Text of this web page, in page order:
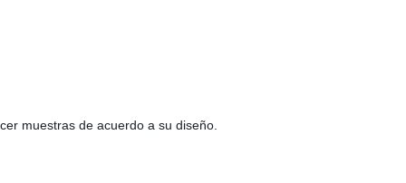
muestras de acuerdo a su diseño.